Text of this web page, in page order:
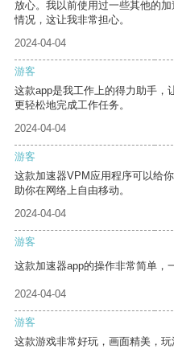
放心。我以前使用过一些其他的
情况，这让我非常担心。
2024-04-04
游客
这款app是我工作上的得力助手，
更轻松地完成工作任务。
2024-04-04
游客
这款加速器VPM应用程序可以给
助你在网络上自由移动。
2024-04-04
游客
这款加速器app的操作非常简单，
2024-04-04
游客
这款游戏非常好玩，画面精美，